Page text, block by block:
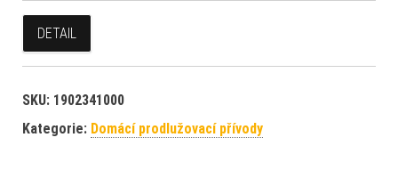
DETAIL
SKU: 1902341000
Kategorie: Domácí prodlužovací přívody